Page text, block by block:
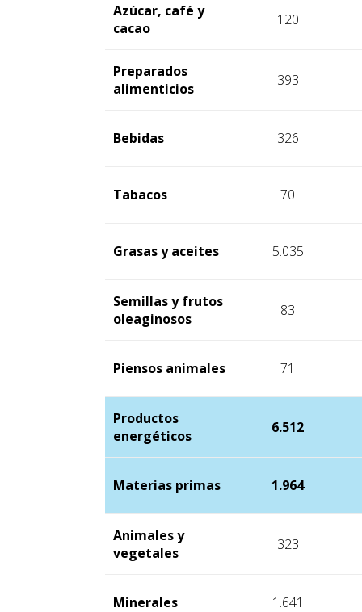
Azúcar, café y
cacao
120
Preparados
alimenticios
393
Bebidas 326
Tabacos 70
Grasas y aceites 5.035
Semillas y frutos
oleaginosos
83
Piensos animales 71
Productos
energéticos
6.512
Materias primas 1.964
Animales y
vegetales
323
Minerales 1.641